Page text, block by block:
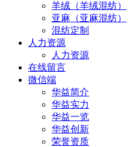
羊绒（羊绒混纺）
亚麻（亚麻混纺）
混纺定制
人力资源
人力资源
在线留言
微信端
华益简介
华益实力
华益一览
华益创新
荣誉资质